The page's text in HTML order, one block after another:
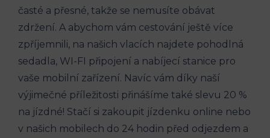
časté a přesné, takže se nemusíte obávat‍
zdržení. A abychom vám cestování ještě více
zpříjemnili, na našich vlacích najdete pohodlná​
sedadla, WI-FI připojení a ​nabíjecí stanice pro
vaše ​mobilní zařízení. Navíc‌ vám díky ⁢naší
výjimečné‍ příležitosti přinášíme také slevu 20⁤ %
na jízdné! Stačí si zakoupit jízdenku online nebo⁢
v ⁢našich mobilech do 24 hodin před odjezdem a